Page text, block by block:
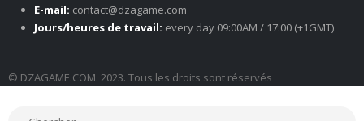
E-mail: contact@dzagame.com
Jours/heures de travail: every day 09:00AM / 17:00 (+1GMT)
© DZAGAME.COM. 2023. Tous les droits sont réservés